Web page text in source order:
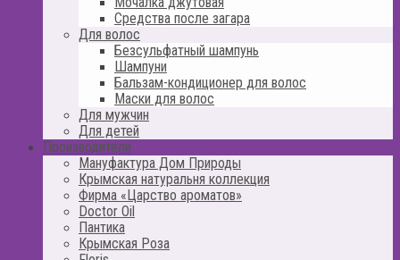
Средства после загара
Для волос
Безсульфатный шампунь
Шампуни
Бальзам-кондиционер для волос
Маски для волос
Для мужчин
Для детей
Производители
Мануфактура Дом Природы
Крымская натуральня коллекция
Фирма «Царство ароматов»
Doctor Oil
Пантика
Крымская Роза